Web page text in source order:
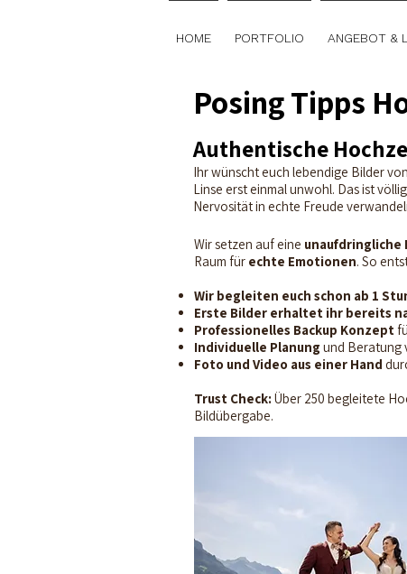
HOME PORTFOLIO ANGEBOT &
Posing Tipps
Authentische
Ihr wünscht euch lebendige Bilder
Linse erst einmal unwohl. Das ist
Nervosität in echte Freude
Wir setzen auf eine unaufdringliche
Raum für echte Emotionen. So
Wir begleiten euch schon ab 1
Erste Bilder erhaltet ihr bereits
Professionelles Backup Konzept
Individuelle Planungund Beratung
Foto und Video aus einer Hand
Trust Check: Über 250 begleitete
Bildübergabe.